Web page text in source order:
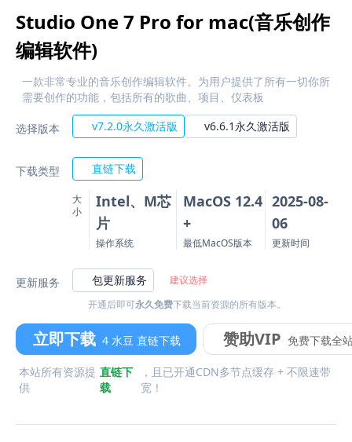
Studio One 7 Pro for mac(音乐创作
编辑软件)
一款非常专业的音乐创作编辑软件。为用户提供了所有一切你所
需要创作的功能，包括所有的歌曲、项目、仪表板
选择版本 v7.2.0永久激活版 v6.6.1永久激活版
下载类型 直链下载
大
小
Intel、M芯
片
操作系统
MacOS 12.4
+
最低MacOS版本
2025-08-
06
更新时间
更新服务 包更新服务
建议选择
开通后即可永久免费下载当前资源的所有版本。
立即下载 4 水豆 直链下载 赞助VIP 免费下载全
本站所有资源提
供
直链下
载
，且已开通CDN多节点缓存 + 不限速带
宽！